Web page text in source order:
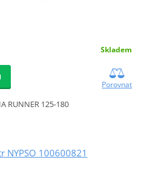
Skladem
Porovnat
RUNNER 125-180
NYPSO 100600821